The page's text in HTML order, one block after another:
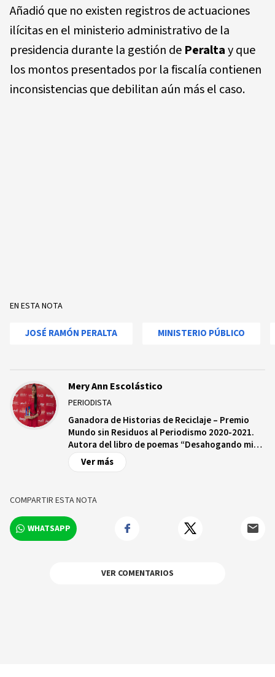
Añadió que no existen registros de actuaciones
ilícitas en el ministerio administrativo de la
presidencia durante la gestión de Peraltay que
los montos presentados por la fiscalía contienen
inconsistencias que debilitan aún más el caso.
EN ESTA NOTA
JOSÉ RAMÓN PERALTA MINISTERIO PÚBLICO
Mery Ann Escolástico
PERIODISTA
Ganadora de Historias de Reciclaje – Premio
Mundo sin Residuos al Periodismo 2020-2021.
Autora del libro de poemas “Desahogando mis
deseos”. Periodista, Fotoperiodista,
Corresponsal de Eventos, Abogada y Docente
Ver más
COMPARTIR ESTA NOTA
WHATSAPP
VER COMENTARIOS